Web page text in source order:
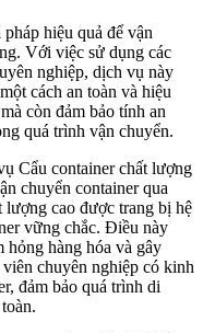
hiệu quả để vận
Với việc sử dụng các
nghiệp, dịch vụ này
cách an toàn và hiệu
còn đảm bảo tính an
quá trình vận chuyển.
Cẩu container chất lượng
chuyển container qua
lượng cao được trang bị hệ
vững chắc. Điều này
hỏng hàng hóa và gây
chuyên nghiệp có kinh
đảm bảo quá trình di